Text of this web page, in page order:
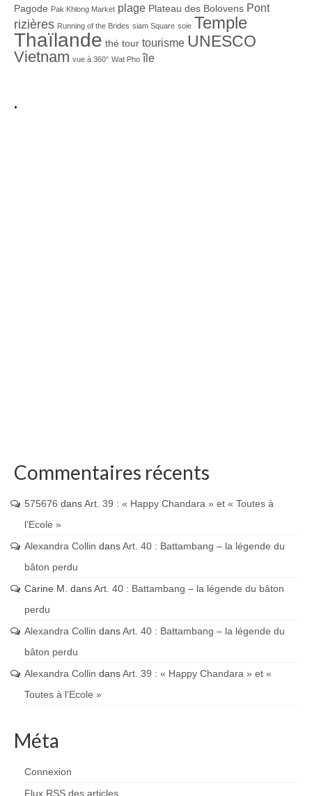
Pagode Pak Khlong Market plage Plateau des Bolovens Pont
rizières Running of the Brides siam Square soie Temple
Thaïlande thé tour tourisme UNESCO
Vietnam vue à 360° Wat Pho île
.
Commentaires récents
575676 dansArt. 39 : « Happy Chandara » et « Toutes à
l’Ecole »
Alexandra Collin dansArt. 40 : Battambang – la légende du
bâton perdu
Carine M. dansArt. 40 : Battambang – la légende du bâton
perdu
Alexandra Collin dansArt. 40 : Battambang – la légende du
bâton perdu
Alexandra Collin dansArt. 39 : « Happy Chandara » et «
Toutes à l’Ecole »
Méta
Connexion
Flux RSS des articles